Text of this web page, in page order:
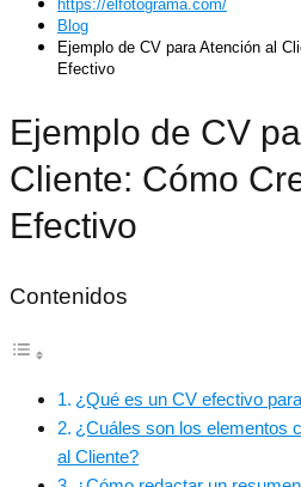
https://elfotograma.com/
Blog
Ejemplo de CV para Atención al
Efectivo
Ejemplo de CV
Cliente: Cómo
Efectivo
Contenidos
¿Qué es un CV efectivo
¿Cuáles son los elementos
al Cliente?